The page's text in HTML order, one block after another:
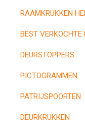
RAAMKRUKKEN
BEST VERKOCHTE
DEURSTOPPERS
PICTOGRAMMEN
PATRIJSPOORTEN
DEURKRUKKEN